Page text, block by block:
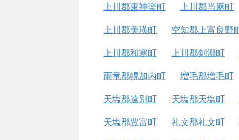
上川郡東神楽町 上川郡当麻町
上川郡美瑛町 空知郡上富良野町
上川郡和寒町 上川郡剣淵町
雨竜郡幌加内町 増毛郡増毛町
天塩郡遠別町 天塩郡天塩町
天塩郡豊富町 礼文郡礼文町